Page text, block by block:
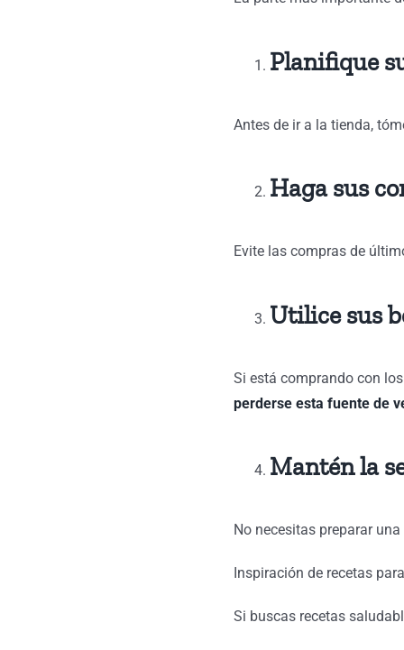
Planifique
Antes de ir a la tienda,
Haga sus
Evite las compras de
Utilice sus
Si está comprando con
perderse esta fuente de
Mantén la
No necesitas preparar
Inspiración de recetas
Si buscas recetas